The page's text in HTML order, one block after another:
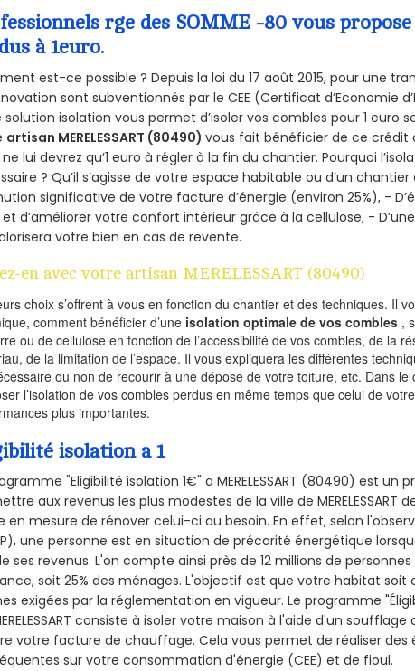
rge des SOMME -80 vous propose
à 1euro.
est-ce possible ? Depuis la loi du 17 août 2015, pour une
sont subventionnés par le CEE (Certificat d’Economie
solution isolation vous permet d’isoler vos combles pour 1
artisan MERELESSART (80490)vous fait bénéficier de ce crédit
lui devrez qu’1 euro à régler à la fin du chantier. Pourquoi
? Qu’il s’agisse de votre espace habitable ou d’un
significative de votre facture d’énergie (environ 25%), -
d’améliorer votre confort intérieur grâce à la cellulose, -
votre bien en cas de revente.
en avec votre artisan MERELESSART (80490)
choix s’offrent à vous en fonction du chantier et des techniques. Il
comment bénéficier d’une isolation optimale de vos combles ,
ou de cellulose en fonction de l’accessibilité de vos combles, de la
de la limitation de l’espace. Il vous expliquera les différentes
ou non de recourir à une dépose de votre toiture, etc. Dans le
l’isolation de vos combles perdus en même temps que celui de
plus importantes.
isolation a 1
"Eligibilité isolation 1€" a MERELESSART (80490) est
aux revenus les plus modestes de la ville de
en mesure de rénover celui-ci au besoin. En effet, selon
une personne est en situation de précarité énergétique
ses revenus. L'on compte ainsi près de 12 millions de
soit 25% des ménages.L'objectif est que votre habitat soit
exigées par la réglementation en vigueur. Le programme
consiste à isoler votre maison à l'aide d'un
votre facture de chauffage. Cela vous permet de réaliser des
sur votre consommation d'énergie (CEE) et de fioul.